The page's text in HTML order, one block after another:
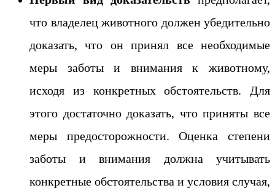
что владелец животного должен убедительно
доказать, что он принял все необходимые
меры заботы и внимания к животному,
исходя из конкретных обстоятельств. Для
этого достаточно доказать, что приняты все
меры предосторожности. Оценка степени
заботы и внимания должна учитывать
конкретные обстоятельства и условия случая,